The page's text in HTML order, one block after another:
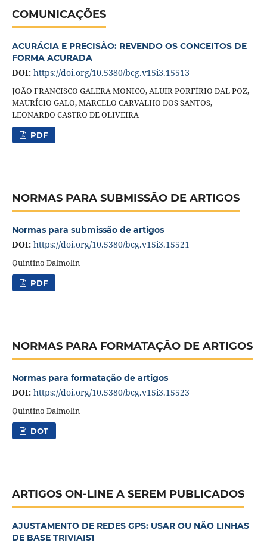
COMUNICAÇÕES
ACURÁCIA E PRECISÃO: REVENDO OS CONCEITOS DE
FORMA ACURADA
DOI: https://doi.org/10.5380/bcg.v15i3.15513
JOÃO FRANCISCO GALERA MONICO, ALUIR PORFÍRIO DAL POZ,
MAURÍCIO GALO, MARCELO CARVALHO DOS SANTOS,
LEONARDO CASTRO DE OLIVEIRA
PDF
NORMAS PARA SUBMISSÃO DE ARTIGOS
Normas para submissão de artigos
DOI: https://doi.org/10.5380/bcg.v15i3.15521
Quintino Dalmolin
PDF
NORMAS PARA FORMATAÇÃO DE ARTIGOS
Normas para formatação de artigos
DOI: https://doi.org/10.5380/bcg.v15i3.15523
Quintino Dalmolin
DOT
ARTIGOS ON-LINE A SEREM PUBLICADOS
AJUSTAMENTO DE REDES GPS: USAR OU NÃO LINHAS
DE BASE TRIVIAIS1